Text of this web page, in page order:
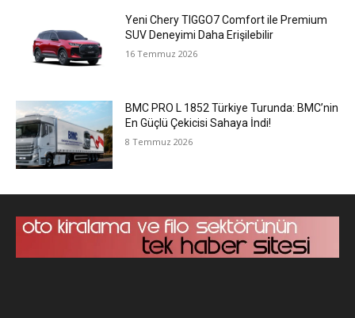
Yeni Chery TIGGO7 Comfort ile Premium
SUV Deneyimi Daha Erişilebilir
16 Temmuz 2026
BMC PRO L 1852 Türkiye Turunda: BMC’nin
En Güçlü Çekicisi Sahaya İndi!
8 Temmuz 2026